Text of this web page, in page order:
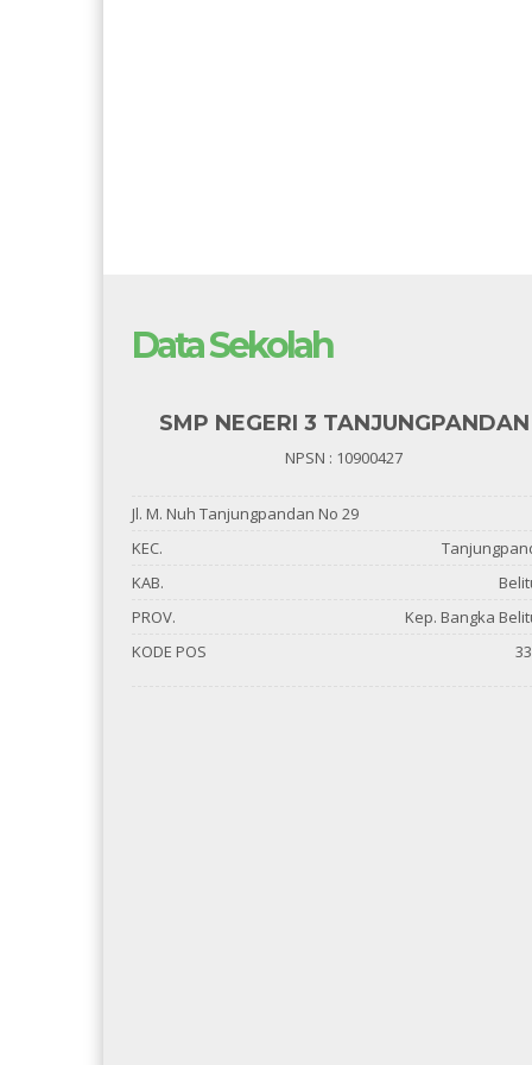
Data Sekolah
SMP NEGERI 3 TANJUNGPANDAN
NPSN : 10900427
Jl. M. Nuh Tanjungpandan No 29
KEC.
KAB.
PROV.
Kep. Bangka
KODE POS